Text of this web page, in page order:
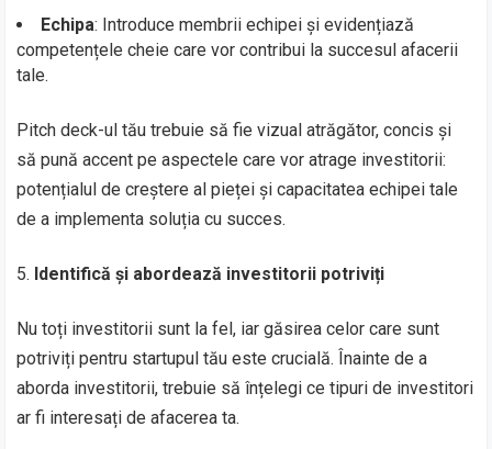
Echipa: Introduce membrii echipei și evidențiază
competențele cheie care vor contribui la succesul afacerii
tale.
Pitch deck-ul tău trebuie să fie vizual atrăgător, concis și
să pună accent pe aspectele care vor atrage investitorii:
potențialul de creștere al pieței și capacitatea echipei tale
de a implementa soluția cu succes.
Identifică și abordează investitorii potriviți
Nu toți investitorii sunt la fel, iar găsirea celor care sunt
potriviți pentru startupul tău este crucială. Înainte de a
aborda investitorii, trebuie să înțelegi ce tipuri de investitori
ar fi interesați de afacerea ta.